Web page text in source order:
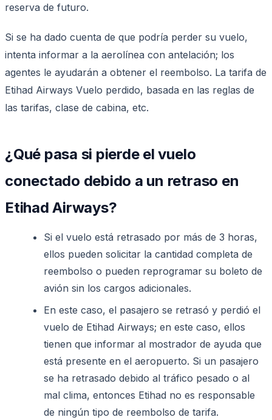
reserva de futuro.
Si se ha dado cuenta de que podría perder su vuelo,
intenta informar a la aerolínea con antelación; los
agentes le ayudarán a obtener el reembolso. La tarifa de
Etihad Airways Vuelo perdido, basada en las reglas de
las tarifas, clase de cabina, etc.
¿Qué pasa si pierde el vuelo
conectado debido a un retraso en
Etihad Airways?
Si el vuelo está retrasado por más de 3 horas,
ellos pueden solicitar la cantidad completa de
reembolso o pueden reprogramar su boleto de
avión sin los cargos adicionales.
En este caso, el pasajero se retrasó y perdió el
vuelo de Etihad Airways; en este caso, ellos
tienen que informar al mostrador de ayuda que
está presente en el aeropuerto. Si un pasajero
se ha retrasado debido al tráfico pesado o al
mal clima, entonces Etihad no es responsable
de ningún tipo de reembolso de tarifa.